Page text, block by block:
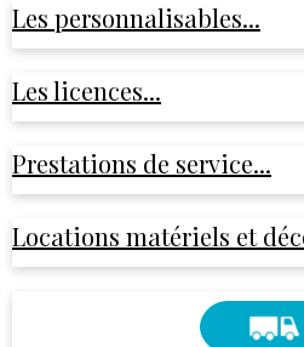
Les personnalisables...
Les licences...
Prestations de service...
Locations matériels et